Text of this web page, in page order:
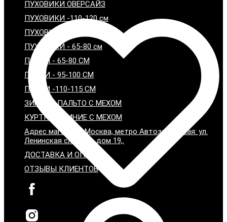
ПУХОВИКИ ОВЕРСАЙЗ
ПУХОВИКИ -110-120 см
ПУХОВИКИ - 95-100 см
ПУХОВИКИ - 65-80 см
ПАРКИ - 65-80 СМ
ПАРКИ - 95-100 СМ
ПАРКИ -110-115 СМ
ЗИМНИЕ ПАЛЬТО С МЕХОМ
КУРТКИ ЗИМНИЕ С МЕХОМ
Адрес магазина: Москва, метро Автозаводская: ул.
Ленинская слобода дом 19,.
ДОСТАВКА И ОПЛАТА
ОТЗЫВЫ КЛИЕНТОВ